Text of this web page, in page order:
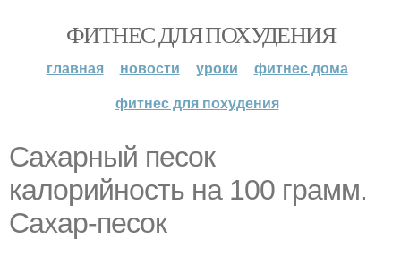
ФИТНЕС ДЛЯ ПОХУДЕНИЯ
главная новости уроки
фитнес дома
фитнес для похудения
Сахарный песок
калорийность на 100 грамм.
Сахар-песок